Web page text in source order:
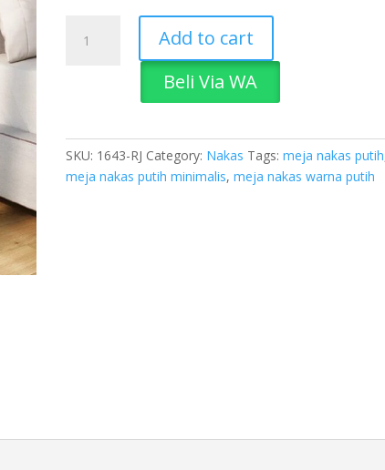
Nakas
Add to cart
Beli Via WA
SKU: 1643-RJ Category: Nakas Tags:meja nakas putih
meja nakas putih minimalis,meja nakas warna putih